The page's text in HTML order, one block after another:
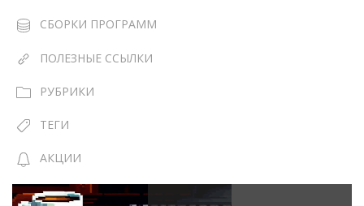
СБОРКИ ПРОГРАММ
ПОЛЕЗНЫЕ ССЫЛКИ
РУБРИКИ
ТЕГИ
АКЦИИ